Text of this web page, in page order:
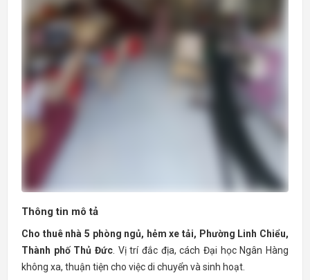
Thông tin mô tả
Cho thuê nhà 5 phòng ngủ, hẻm xe tải, Phường Linh Chiểu,
Thành phố Thủ Đức . Vị trí đắc địa, cách Đại học Ngân Hàng
không xa, thuận tiện cho việc di chuyển và sinh hoạt.